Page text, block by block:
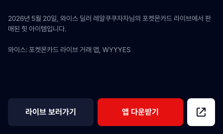
2026년 5월 20일, 와이스 딜러 레알쿠쿠자자님의 포켓몬카드 라이브에서 판
매된 힛 아이템입니다.
와이스: 포켓몬카드 라이브 거래 앱, WYYYES
라이브 보러가기 앱 다운받기